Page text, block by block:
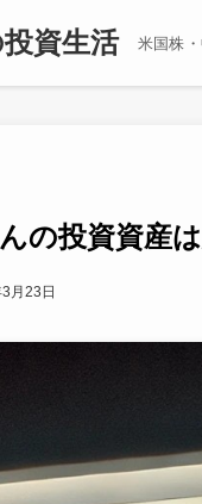
資生活 米国株
の投資資産
月23日